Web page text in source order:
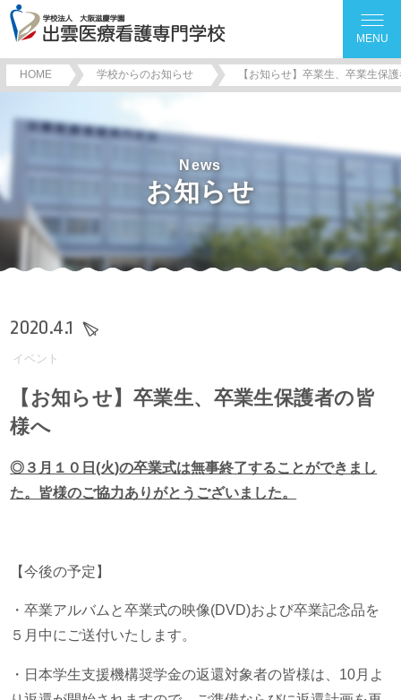
MENU
HOME 学校からのお知らせ 【お知らせ】卒業生、卒業生保
News
お知らせ
2020.4.1
イベント
【お知らせ】卒業生、卒業生保護者の皆
様へ
◎３月１０日(火)の卒業式は無事終了することができまし
た。皆様のご協力ありがとうございました。
【今後の予定】
・卒業アルバムと卒業式の映像(DVD)および卒業記念品を
５月中にご送付いたします。
・日本学生支援機構奨学金の返還対象者の皆様は、10月よ